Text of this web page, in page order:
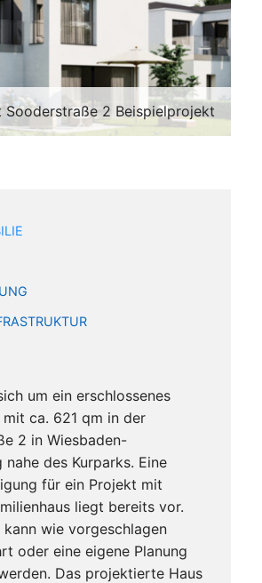
Sooderstraße 2 Beispielprojekt
um ein erschlossenes
ca. 621 qm in der
2 in Wiesbaden-
nahe des Kurparks. Eine
für ein Projekt mit
liegt bereits vor.
kann wie vorgeschlagen
oder eine eigene Planung
Das projektierte Haus